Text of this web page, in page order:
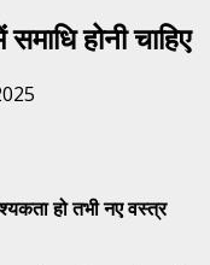
होनी चाहिए
हो तभी नए वस्त्र